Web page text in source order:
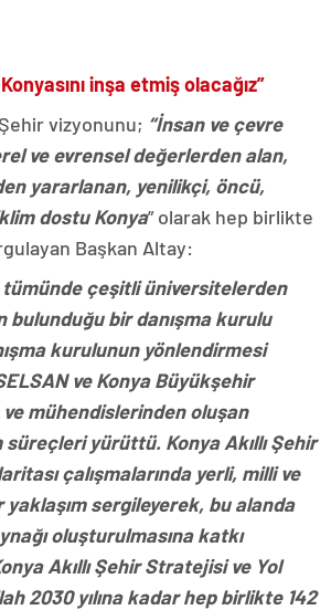
inşa etmiş olacağız”
vizyonunu; “İnsan ve çevre
ve evrensel değerlerden alan,
yararlanan, yenilikçi, öncü,
dostu Konya” olarak hep birlikte
Başkan Altay:
tümünde çeşitli üniversitelerden
bulunduğu bir danışma kurulu
kurulunun yönlendirmesi
ve Konya Büyükşehir
mühendislerinden oluşan
yürüttü. Konya Akıllı Şehir
çalışmalarında yerli, milli ve
sergileyerek, bu alanda
oluşturulmasına katkı
Akıllı Şehir Stratejisi ve Yol
2030 yılına kadar hep birlikte 142